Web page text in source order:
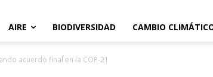
AIRE BIODIVERSIDAD CAMBIO
acuerdo final en la COP-21